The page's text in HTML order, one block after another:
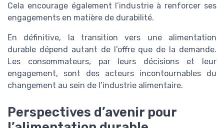
Cela encourage également l’industrie à renforcer ses
engagements en matière de durabilité.
En définitive, la transition vers une alimentation
durable dépend autant de l’offre que de la demande.
Les consommateurs, par leurs décisions et leur
engagement, sont des acteurs incontournables du
changement au sein de l’industrie alimentaire.
Perspectives d’avenir pour